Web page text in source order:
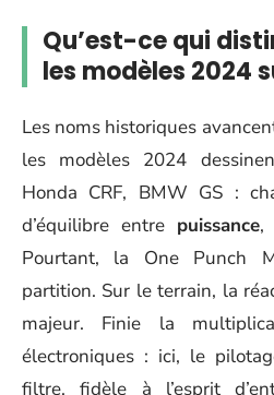
Qu’est-ce qui
les modèles 2024
Les noms historiques
les modèles 2024
Honda CRF, BMW GS :
d’équilibre entre puissance,
Pourtant, la One Punch
partition. Sur le terrain, la
majeur. Finie la
électroniques : ici, le
filtre, fidèle à l’esprit